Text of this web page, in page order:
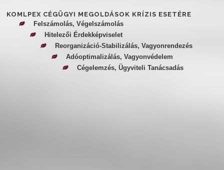
KOMLPEX CÉGÜGYI MEGOLDÁSOK KRÍZIS ESETÉRE
Felszámolás, Végelszámolás
Hitelezői Érdekképviselet
Reorganizáció-Stabilizálás, Vagyonrendezés
Adóoptimalizálás, Vagyonvédelem
Cégelemzés, Ügyviteli Tanácsadás